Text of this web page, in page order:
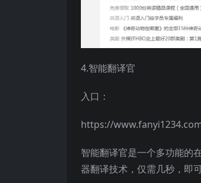
4.智能翻译官
入口：
https://
智能翻译官是一个多功能的
器翻译技术，仅需几秒，即